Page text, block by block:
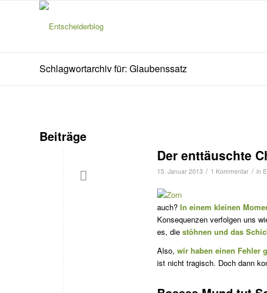
Schlagwortarchiv für: Glaubenssatz
Beiträge
Der enttäuschte
15. Januar 2013 / 1 Kommentar / in
auch? In einem kleinen
Konsequenzen verfolgen uns
es, die stöhnen und das
Also, wir haben einen Fehler
ist nicht tragisch. Doch dann